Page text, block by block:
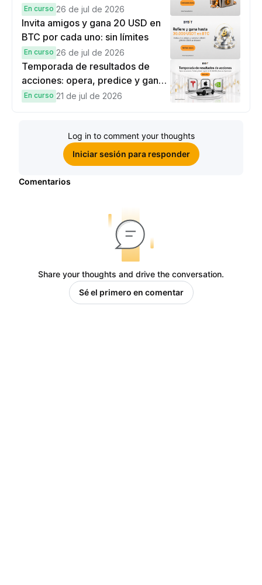
hasta 9,999 USDT en
recompensas
En curso 26 de jul de 2026
Invita amigos y gana 20 USD en
BTC por cada uno: sin límites
En curso 26 de jul de 2026
Temporada de resultados de
acciones: opera, predice y gana
una Cybertruck.
En curso 21 de jul de 2026
Log in to comment your thoughts
Iniciar sesión para responder
Comentarios
Share your thoughts and drive the conversation.
Sé el primero en comentar